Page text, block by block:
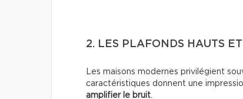
2. LES PLAFONDS HAUTS
Les maisons modernes privilégient
caractéristiques donnent une
amplifier le bruit